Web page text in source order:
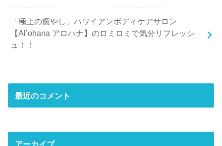
「極上の癒やし」ハワイアンボディケアサロン
【Al’ohana アロハナ】のロミロミで気分リフレッシ
ュ！！
最近のコメント
アーカイブ